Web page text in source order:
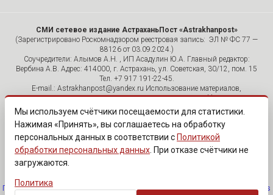
СМИ сетевое издание АстраханьПост «Astrakhanpost»
(Зарегистрировано Роскомнадзором реестровая запись: ЭЛ № ФС 77 —
88126 от 03.09.2024.)
Соучредители: Алымов А.Н. , ИП Асадулин Ю.А. Главный редактор:
Вербина А.В. Адрес: 414000, г. Астрахань, ул. Советская, 30/12, пом. 15
Тел. +7 917 191-22-45.
E-mail.: Astrakhanpost@yandex.ru Использование материалов,
размещенных на страницах сетевого издания «Astrakhanpost»,
допускается исключительно с указанием источника и публикацией
активной гиперссылки на портал Astrakhanpost.ru. Комментарии
читателей сайта размещаются без предварительного редактирования.
Редакция оставляет за собой право удалить их с сайта или
отредактировать, если указанные сообщения нарушают законы РФ.
«САЙТ ПРЕДНАЗНАЧЕН ДЛЯ АУДИТОРИИ 18+»
Политика обработки персональных данных·Изменить согласие на cookies
Мы используем счётчики посещаемости для статистики.
Нажимая «Принять», вы соглашаетесь на обработку
персональных данных в соответствии с Политикой
обработки персональных данных . При отказе счётчики не
загружаются.
Политика